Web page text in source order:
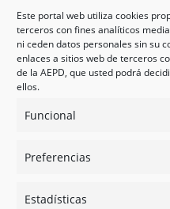
Este portal web utiliza cookies
terceros con fines analíticos
ni ceden datos personales sin su
enlaces a sitios web de terceros
de la AEPD, que usted podrá
ellos.
Funcional
Preferencias
Estadísticas
Mapa del sitio
Mi cuenta
Tienda
Psicología en Murcia
Guías
Redes sociales
Instagram